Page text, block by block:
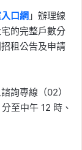
口網 」辦理線
的完整戶數分
租公告及申請
詢專線（02）
至中午 12 時、